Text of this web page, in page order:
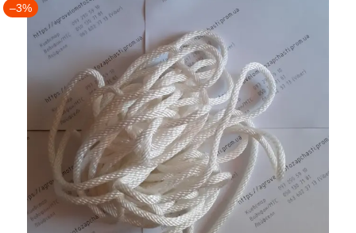
–3%